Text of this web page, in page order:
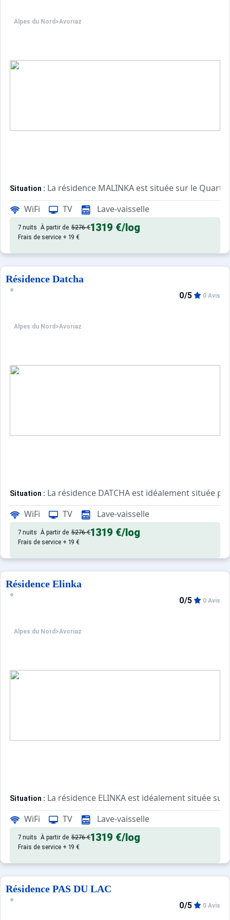
Alpes du Nord >Avoriaz
Situation : La résidence MALINKA est située sur le
Accès aux pistes par le "boulevard des skieurs" à
Appartement de particulier :
WiFi TV Lave-vaisselle
7 nuits À partir de 5276 €1319 €/log
Frais de service + 19 €
Résidence Datcha
Alpes du Nord >Avoriaz
0/5 0 Avis
Situation : La résidence DATCHA est idéalement située
Idéale pour les familles, elle est à 2 pas de la piste de
Accès direct au boulevard des skieurs qui permet de
Appartement de particulier :
WiFi TV Lave-vaisselle
7 nuits À partir de 5276 €1319 €/log
Frais de service + 19 €
Résidence Elinka
Alpes du Nord >Avoriaz
0/5 0 Avis
Situation : La résidence ELINKA est idéalement située
L'accueil station et les parkings couverts se trouvent
La résidence offre un accès direct et aisé aux pistes
Le rassemblement de l'ESF (sur le plateau) est à
WiFi TV Lave-vaisselle
7 nuits À partir de 5276 €1319 €/log
Frais de service + 19 €
Résidence PAS DU LAC
0/5 0 Avis